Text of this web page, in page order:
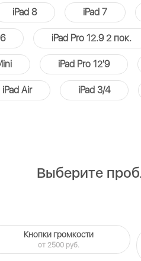
iPad 8 iPad 7
iPad Pro 12.9 2 пок.
iPad Pro 12'9
iPad Air iPad 3/4
Выберите
Кнопки громкости
от 2500 руб.